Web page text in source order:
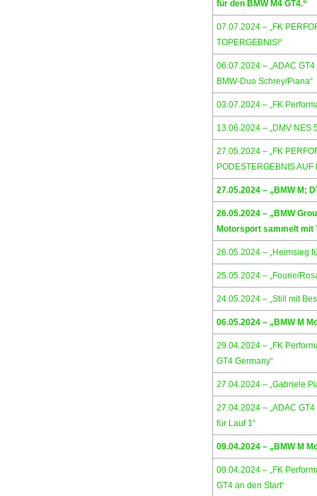
für den BMW M4 GT4.“
07.07.2024 – „FK
TOPERGEBNIS!“
06.07.2024 – „ADAC
BMW-Duo Schrey/Piana“
03.07.2024 – „FK
13.06.2024 – „DMV NES
27.05.2024 – „FK
PODESTERGEBNIS AUF
27.05.2024 – „BMW M;
26.05.2024 – „BMW
Motorsport sammelt mit
26.05.2024 – „Heimsieg
25.05.2024 – „Fourie/
24.05.2024 – „Still mit
06.05.2024 – „BMW M
29.04.2024 – „FK
GT4 Germany“
27.04.2024 – „Gabriele
27.04.2024 – „ADAC
für Lauf 1“
09.04.2024 – „BMW M
09.04.2024 – „FK
GT4 an den Start“